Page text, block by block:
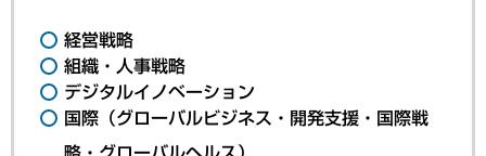
経営戦略
組織・人事戦略
デジタルイノベーション
国際（グローバルビジネス・開発支援・国際戦